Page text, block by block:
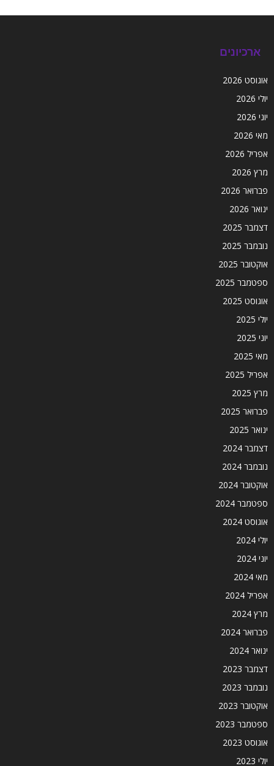
ארכיונים
אוגוסט 2026
יולי 2026
יוני 2026
מאי 2026
אפריל 2026
מרץ 2026
פברואר 2026
ינואר 2026
דצמבר 2025
נובמבר 2025
אוקטובר 2025
ספטמבר 2025
אוגוסט 2025
יולי 2025
יוני 2025
מאי 2025
אפריל 2025
מרץ 2025
פברואר 2025
ינואר 2025
דצמבר 2024
נובמבר 2024
אוקטובר 2024
ספטמבר 2024
אוגוסט 2024
יולי 2024
יוני 2024
מאי 2024
אפריל 2024
מרץ 2024
פברואר 2024
ינואר 2024
דצמבר 2023
נובמבר 2023
אוקטובר 2023
ספטמבר 2023
אוגוסט 2023
יולי 2023